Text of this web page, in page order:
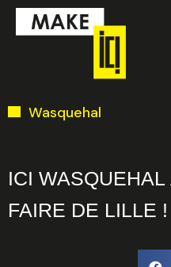
Aller
au
contenu
Wasquehal
ICI WASQUEHAL À LA MAKER
FAIRE DE LILLE !
Ci-
la
ligne.